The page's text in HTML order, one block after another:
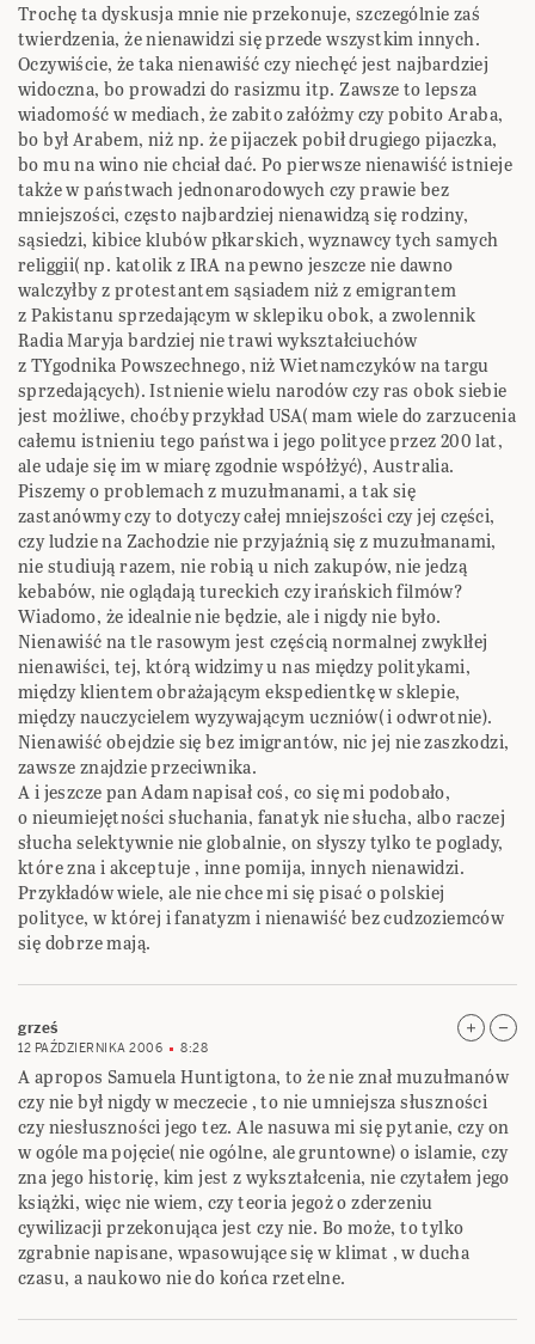
Trochę ta dyskusja mnie nie przekonuje, szczególnie zaś
twierdzenia, że nienawidzi się przede wszystkim innych.
Oczywiście, że taka nienawiść czy niechęć jest najbardziej
widoczna, bo prowadzi do rasizmu itp. Zawsze to lepsza
wiadomość w mediach, że zabito załóżmy czy pobito Araba,
bo był Arabem, niż np. że pijaczek pobił drugiego pijaczka,
bo mu na wino nie chciał dać. Po pierwsze nienawiść istnieje
także w państwach jednonarodowych czy prawie bez
mniejszości, często najbardziej nienawidzą się rodziny,
sąsiedzi, kibice klubów płkarskich, wyznawcy tych samych
religgii( np. katolik z IRA na pewno jeszcze nie dawno
walczyłby z protestantem sąsiadem niż z emigrantem
z Pakistanu sprzedającym w sklepiku obok, a zwolennik
Radia Maryja bardziej nie trawi wykształciuchów
z TYgodnika Powszechnego, niż Wietnamczyków na targu
sprzedających). Istnienie wielu narodów czy ras obok siebie
jest możliwe, choćby przykład USA( mam wiele do zarzucenia
całemu istnieniu tego państwa i jego polityce przez 200 lat,
ale udaje się im w miarę zgodnie współżyć), Australia.
Piszemy o problemach z muzułmanami, a tak się
zastanówmy czy to dotyczy całej mniejszości czy jej części,
czy ludzie na Zachodzie nie przyjaźnią się z muzułmanami,
nie studiują razem, nie robią u nich zakupów, nie jedzą
kebabów, nie oglądają tureckich czy irańskich filmów?
Wiadomo, że idealnie nie będzie, ale i nigdy nie było.
Nienawiść na tle rasowym jest częścią normalnej zwyklłej
nienawiści, tej, którą widzimy u nas między politykami,
między klientem obrażającym ekspedientkę w sklepie,
między nauczycielem wyzywającym uczniów( i odwrotnie).
Nienawiść obejdzie się bez imigrantów, nic jej nie zaszkodzi,
zawsze znajdzie przeciwnika.
A i jeszcze pan Adam napisał coś, co się mi podobało,
o nieumiejętności słuchania, fanatyk nie słucha, albo raczej
słucha selektywnie nie globalnie, on słyszy tylko te poglady,
które zna i akceptuje , inne pomija, innych nienawidzi.
Przykładów wiele, ale nie chce mi się pisać o polskiej
polityce, w której i fanatyzm i nienawiść bez cudzoziemców
się dobrze mają.
grześ
12 PAŹDZIERNIKA 2006 8:28
A apropos Samuela Huntigtona, to że nie znał muzułmanów
czy nie był nigdy w meczecie , to nie umniejsza słuszności
czy niesłuszności jego tez. Ale nasuwa mi się pytanie, czy on
w ogóle ma pojęcie( nie ogólne, ale gruntowne) o islamie, czy
zna jego historię, kim jest z wykształcenia, nie czytałem jego
książki, więc nie wiem, czy teoria jegoż o zderzeniu
cywilizacji przekonująca jest czy nie. Bo może, to tylko
zgrabnie napisane, wpasowujące się w klimat , w ducha
czasu, a naukowo nie do końca rzetelne.